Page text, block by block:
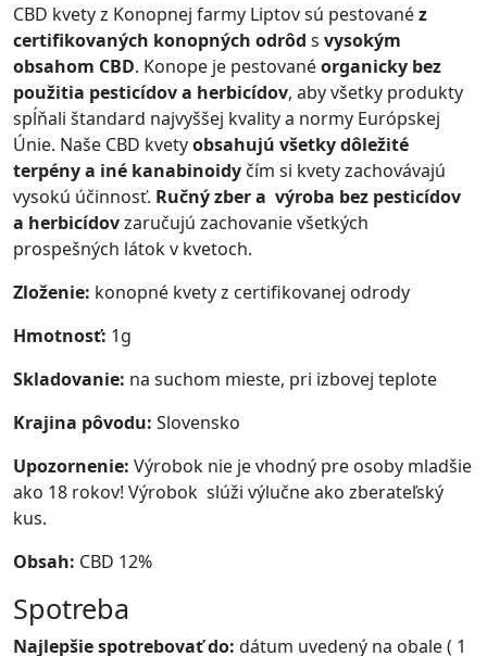
CBD kvety z Konopnej farmy Liptov sú pestovanéz
certifikovaných konopných odrôd s vysokým
obsahom CBD. Konope je pestovanéorganicky bez
použitia pesticídov a herbicídov, aby všetky produkty
spĺňali štandard najvyššej kvality a normy Európskej
Únie. Naše CBD kvetyobsahujú všetky dôležité
terpény a iné kanabinoidy čím si kvety zachovávajú
vysokú účinnosť. Ručný zber a výroba bez pesticídov
a herbicídovzaručujú zachovanie všetkých
prospešných látok v kvetoch.
Zloženie: konopné kvety z certifikovanej odrody
Hmotnosť: 1g
Skladovanie: na suchom mieste, pri izbovej teplote
Krajina pôvodu: Slovensko
Upozornenie: Výrobok nie je vhodný pre osoby mladšie
ako 18 rokov! Výrobok slúži výlučne ako zberateľský
kus.
Obsah: CBD 12%
Spotreba
Najlepšie spotrebovať do: dátum uvedený na obale ( 1